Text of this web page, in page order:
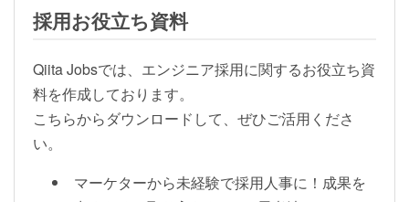
採用お役立ち資料
Qiita Jobsでは、エンジニア採用に関するお役立ち資
料を作成しております。
こちらからダウンロードして、ぜひご活用くださ
い。
マーケターから未経験で採用人事に！成果を